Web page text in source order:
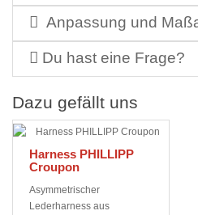
Anpassung und
Du hast eine Frage?
Dazu gefällt uns
Harness PHILLIPP
Croupon
Asymmetrischer
Lederharness aus